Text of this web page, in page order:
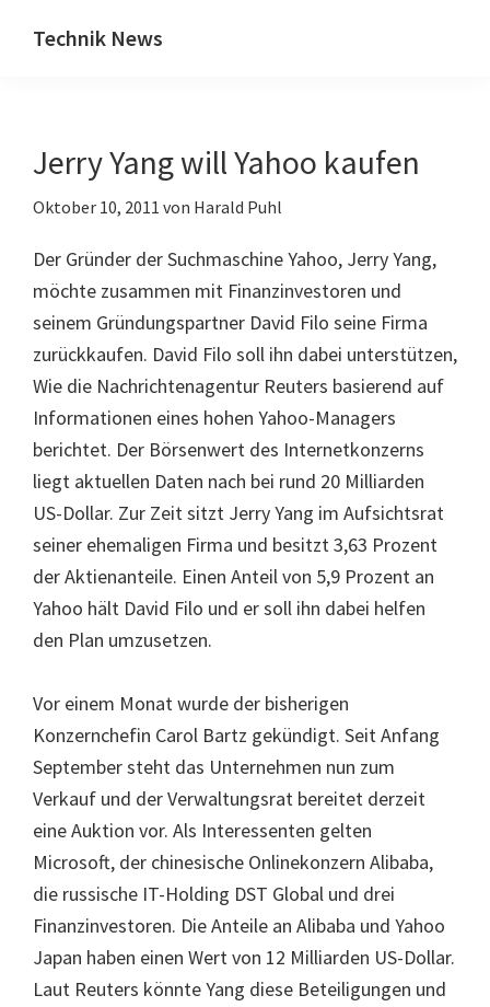
Inhalt
Seitenspalte
Technik News
IT,
Internet
Jerry Yang will Yahoo kaufen
Oktober 10, 2011 von Harald Puhl
Der Gründer der Suchmaschine Yahoo, Jerry Yang,
möchte zusammen mit Finanzinvestoren und
seinem Gründungspartner David Filo seine Firma
zurückkaufen. David Filo soll ihn dabei unterstützen,
Wie die Nachrichtenagentur Reuters basierend auf
Informationen eines hohen Yahoo-Managers
berichtet. Der Börsenwert des Internetkonzerns
liegt aktuellen Daten nach bei rund 20 Milliarden
US-Dollar. Zur Zeit sitzt Jerry Yang im Aufsichtsrat
seiner ehemaligen Firma und besitzt 3,63 Prozent
der Aktienanteile. Einen Anteil von 5,9 Prozent an
Yahoo hält David Filo und er soll ihn dabei helfen
den Plan umzusetzen.
Vor einem Monat wurde der bisherigen
Konzernchefin Carol Bartz gekündigt. Seit Anfang
September steht das Unternehmen nun zum
Verkauf und der Verwaltungsrat bereitet derzeit
eine Auktion vor. Als Interessenten gelten
Microsoft, der chinesische Onlinekonzern Alibaba,
die russische IT-Holding DST Global und drei
Finanzinvestoren. Die Anteile an Alibaba und Yahoo
Japan haben einen Wert von 12 Milliarden US-Dollar.
Laut Reuters könnte Yang diese Beteiligungen und